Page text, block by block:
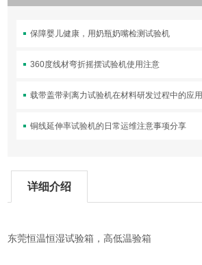
保障婴儿健康，用奶瓶奶嘴检测试验机
360度线材弯折摇摆试验机使用注意
载带盖带剥离力试验机在材料研发过程中的应用
铜线延伸率试验机的日常运维注意事项分享
详细介绍
东莞恒温恒湿试验箱，高低温验箱